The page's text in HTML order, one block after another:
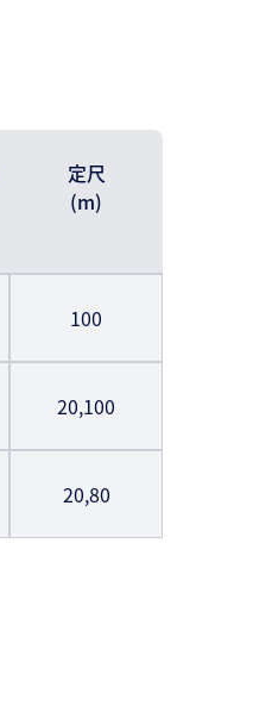
定尺
(m)
100
20,100
20,80